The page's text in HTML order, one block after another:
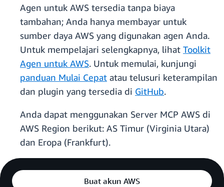
Agen untuk AWS tersedia tanpa biaya
tambahan; Anda hanya membayar untuk
sumber daya AWS yang digunakan agen Anda.
Untuk mempelajari selengkapnya, lihat Toolkit
Agen untuk AWS. Untuk memulai, kunjungi
panduan Mulai Cepat atau telusuri keterampilan
dan plugin yang tersedia di GitHub.
Anda dapat menggunakan Server MCP AWS di
AWS Region berikut: AS Timur (Virginia Utara)
dan Eropa (Frankfurt).
Buat akun AWS